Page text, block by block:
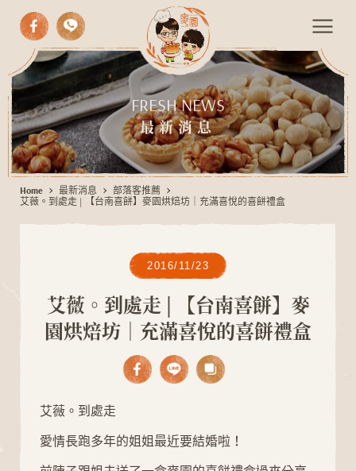
艾
薇
。
到
處
走
台
喜
餅
】
麥
焙
坊
中式漢餅
西式糕點
手作麵包
期間限定
伴手禮
FRESH NEWS
最新消息
Home 最新消息
部落客推薦
艾薇。到處走 | 【台南喜餅】麥園烘焙坊｜充滿喜悅的喜餅禮盒
2016/11/23
艾薇。到處走 | 【台南喜餅】麥
園烘焙坊｜充滿喜悅的喜餅禮盒
艾薇。到處走
愛情長跑多年的姐姐最近要結婚啦！